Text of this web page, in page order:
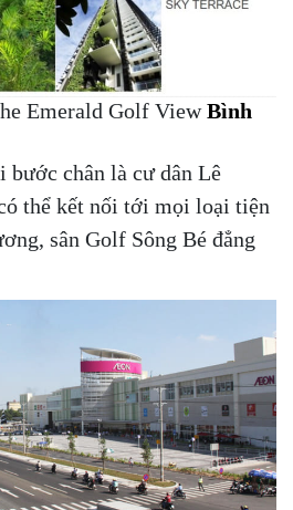
Emerald Golf ViewBình
chân là cư dân Lê
thể kết nối tới mọi loại tiện
sân Golf Sông Bé đẳng